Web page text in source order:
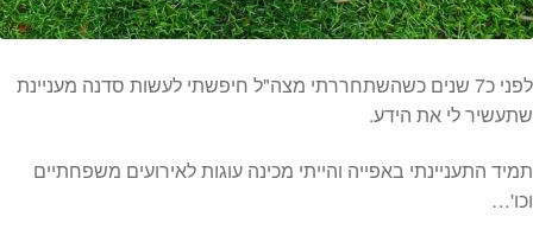
לפני כ7 שנים כשהשתחררתי מצה"ל חיפשתי לעשות סדנה מעניינת
שתעשיר לי את הידע.
תמיד התעניינתי באפייה והייתי מכינה עוגות לאירועים משפחתיים
וכו'…